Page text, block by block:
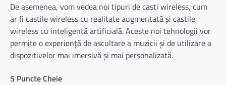
De asemenea, vom vedea noi tipuri de casti wireless, cum
ar fi castile wireless cu realitate augmentată și castile
wireless cu inteligență artificială. Aceste noi tehnologii vor
permite o experiență de ascultare a muzicii și de utilizare a
dispozitivelor mai imersivă și mai personalizată.
5 Puncte Cheie